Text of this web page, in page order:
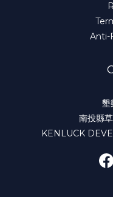
Anti-
墾
南投縣
KENLUCK